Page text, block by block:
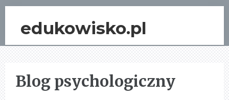
edukowisko.pl
Blog psychologiczny